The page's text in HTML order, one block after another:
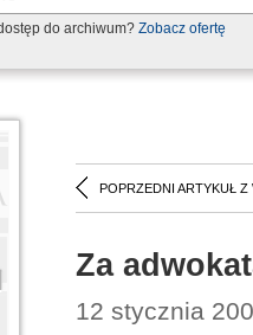
do archiwum? Zobacz ofertę
POPRZEDNI ARTYKUŁ Z
Za
12 stycznia